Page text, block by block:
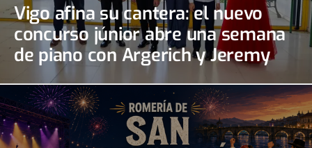
Vigo afina su cantera: el nuevo
concurso júnior abre una semana
de piano con Argerich y Jeremy
Irons